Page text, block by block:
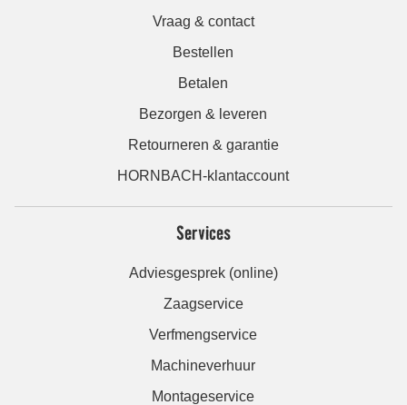
Vraag & contact
Bestellen
Betalen
Bezorgen & leveren
Retourneren & garantie
HORNBACH-klantaccount
Services
Adviesgesprek (online)
Zaagservice
Verfmengservice
Machineverhuur
Montageservice